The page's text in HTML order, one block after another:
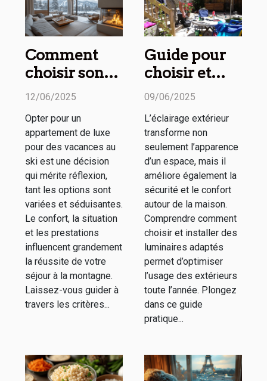
Comment
choisir son
appartement
des vacances
au ski
12/06/2025
Opter pour un
appartement de luxe
pour des vacances au
ski est une décision
qui mérite réflexion,
tant les options sont
variées et séduisantes.
Le confort, la situation
et les prestations
influencent grandement
la réussite de votre
séjour à la montagne.
Laissez-vous guider à
travers les critères...
Guide pour
choisir et
installer un
extérieur
efficace
09/06/2025
L’éclairage extérieur
transforme non
seulement l’apparence
d’un espace, mais il
améliore également la
sécurité et le confort
autour de la maison.
Comprendre comment
choisir et installer des
luminaires adaptés
permet d’optimiser
l’usage des extérieurs
toute l’année. Plongez
dans ce guide
pratique...